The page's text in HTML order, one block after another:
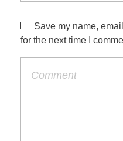
Save my name,
for the next time I